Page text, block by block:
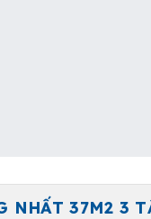
NHẤT 37M2 3